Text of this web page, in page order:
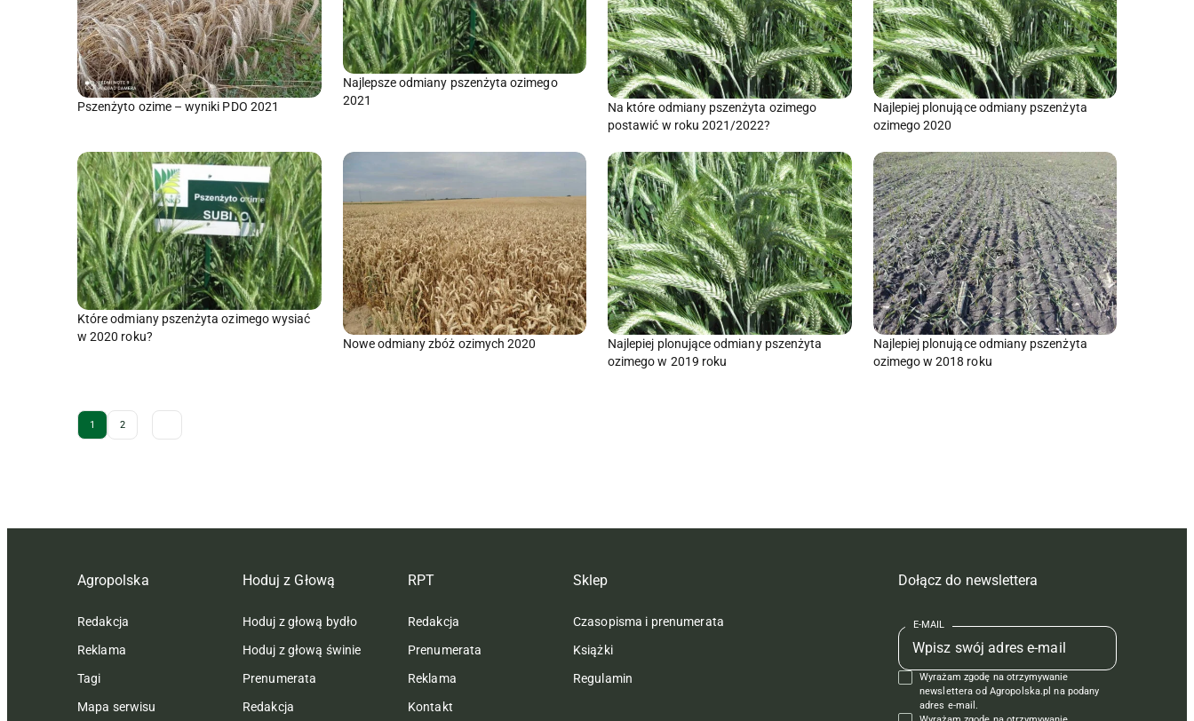
Pszenżyto ozime – wyniki PDO 2021
Najlepsze odmiany pszenżyta ozimego
2021
Na które odmiany pszenżyta ozimego
postawić w roku 2021/2022?
Najlepiej plonujące odmiany pszenżyta
ozimego 2020
Które odmiany pszenżyta ozimego wysiać
w 2020 roku?
Nowe odmiany zbóż ozimych 2020
Najlepiej plonujące odmiany pszenżyta
ozimego w 2019 roku
Najlepiej plonujące odmiany pszenżyta
ozimego w 2018 roku
Archive Pagination
1 2
Agropolska
Redakcja
Reklama
Tagi
Mapa serwisu
Hoduj z Głową
Hoduj z głową bydło
Hoduj z głową świnie
Prenumerata
Redakcja
RPT
Redakcja
Prenumerata
Reklama
Kontakt
Sklep
Czasopisma i prenumerata
Książki
Regulamin
Dołącz do newslettera
E-MAIL
Wyrażam zgodę na otrzymywanie
newslettera od Agropolska.pl na podany
adres e-mail.